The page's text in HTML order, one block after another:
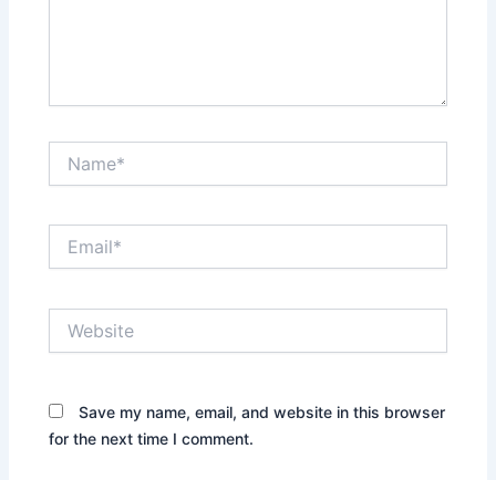
Save my name, email, and website in this browser
for the next time I comment.